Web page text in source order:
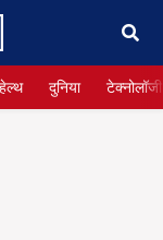
हेल्थ दुनिया टेक्नोलॉजी